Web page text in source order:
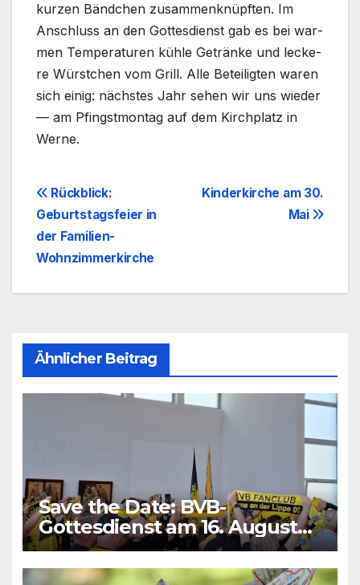
kur­zen Bänd­chen zusam­men­knüpf­ten. Im
Anschluss an den Got­tes­dienst gab es bei war­
men Tem­pe­ra­tu­ren küh­le Geträn­ke und lecke­
re Würst­chen vom Grill. Alle Betei­lig­ten waren
sich einig: nächs­tes Jahr sehen wir uns wie­der
— am Pfingst­mon­tag auf dem Kirch­platz in
Wer­ne.
Beitragsnavigation
Kinderkirche am 30.
Mai
Rückblick:
Geburtstagsfeier in
der Familien-
Wohnzimmerkirche
Ähnlicher Beitrag
Save the Date: BVB-
Gottesdienst am 16. August
2026